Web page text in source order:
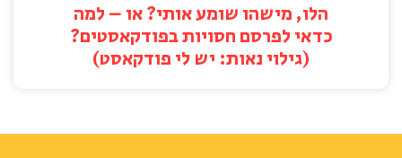
הלו, מישהו שומע אותי? או – למה
כדאי לפרסם חסויות בפודקאסטים?
(גילוי נאות: יש לי פודקאסט)